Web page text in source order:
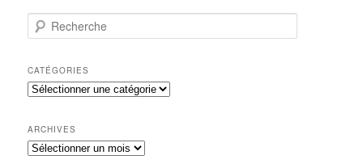
e
h
e
r
h
e
CATÉGORIES
Catégories
ARCHIVES
Archives